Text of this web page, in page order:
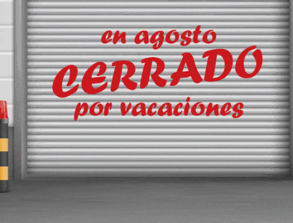
en la mar, junto al aumento del ratio tripulantes en tierra/a bordo y el
déficit de oficiales en la flota mercante desde 2013, según Drewry
la norma IMO 2020, que obligó a los buques a utilizar un combustible con un
siguen siendo la opción mayoritaria
español y, por desgracia, lo está haciendo en mayor medida que en